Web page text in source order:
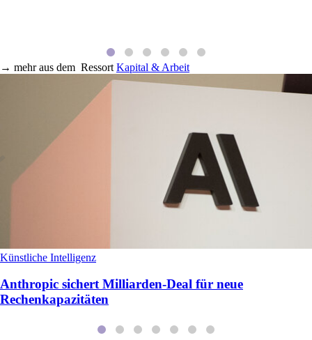
→ mehr aus dem Ressort Kapital & Arbeit
Künstliche Intelligenz
Anthropic sichert Milliarden‑Deal für neue
Rechenkapazitäten